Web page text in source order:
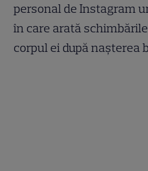
personal de Instagram
în care arată
corpul ei după nașterea